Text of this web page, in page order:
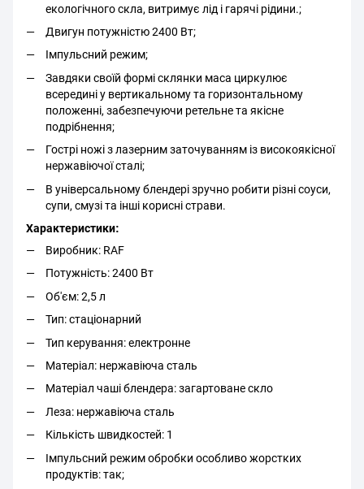
екологічного скла, витримує лід і гарячі рідини.;
Двигун потужністю 2400 Вт;
Імпульсний режим;
Завдяки своїй формі склянки маса циркулює
всередині у вертикальному та горизонтальному
положенні, забезпечуючи ретельне та якісне
подрібнення;
Гострі ножі з лазерним заточуванням із високоякісної
нержавіючої сталі;
В універсальному блендері зручно робити різні соуси,
супи, смузі та інші корисні страви.
Характеристики:
Виробник: RAF
Потужність: 2400 Вт
Об'єм: 2,5 л
Тип: стаціонарний
Тип керування: електронне
Матеріал: нержавіюча сталь
Матеріал чаші блендера: загартоване скло
Леза: нержавіюча сталь
Кількість швидкостей: 1
Імпульсний режим обробки особливо жорстких
продуктів: так;